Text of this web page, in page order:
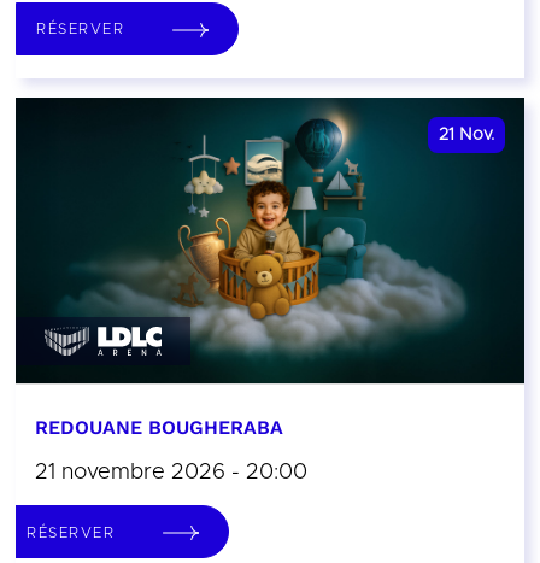
RÉSERVER
21 Nov.
REDOUANE BOUGHERABA
21 novembre 2026 - 20:00
RÉSERVER